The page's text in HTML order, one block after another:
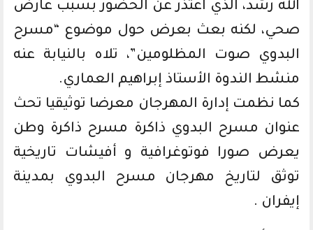
الله رشد، الذي اعتذر عن الحضور بسبب عارض
صحي، لكنه بعث بعرض حول موضوع “مسرح
البدوي صوت المظلومين”، تلاه بالنيابة عنه
منشط الندوة الأستاذ إبراهيم العماري.
كما نظمت إدارة المهرجان معرضا توثيقيا تحث
عنوان مسرح البدوي ذاكرة مسرح ذاكرة وطن
يعرض صورا فوتوغرافية و أفيشات تاريخية
توثق لتاريخ مهرجان مسرح البدوي بمدينة
إيفران .